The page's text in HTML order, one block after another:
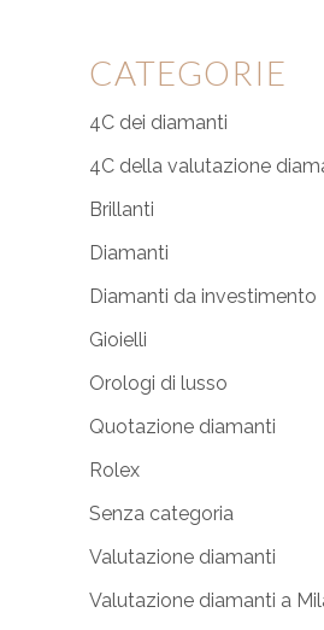
CATEGORIE
4C dei diamanti
4C della valutazione
Brillanti
Diamanti
Diamanti da investimento
Gioielli
Orologi di lusso
Quotazione diamanti
Rolex
Senza categoria
Valutazione diamanti
Valutazione diamanti a